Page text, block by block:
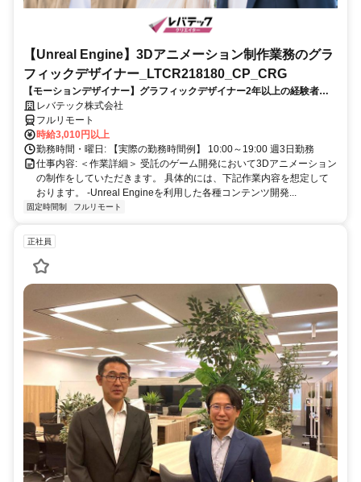
【Unreal Engine】3Dアニメーション制作業務のグラ
フィックデザイナー_LTCR218180_CP_CRG
【モーションデザイナー】グラフィックデザイナー2年以上の経験者を
歓迎！キャリアアップを目指したい方も大歓迎♪
レバテック株式会社
フルリモート
時給3,010円以上
勤務時間・曜日: 【実際の勤務時間例】 10:00～19:00 週3日勤務
仕事内容: ＜作業詳細＞ 受託のゲーム開発において3Dアニメーション
の制作をしていただきます。 具体的には、下記作業内容を想定して
おります。 -Unreal Engineを利用した各種コンテンツ開発...
固定時間制 フルリモート
正社員